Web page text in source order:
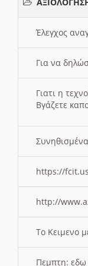
Έλεγχος
Για να
Γιατι η
Βγάζετε
https://
http://
To Κειμενο
Πεμπτη: εδω